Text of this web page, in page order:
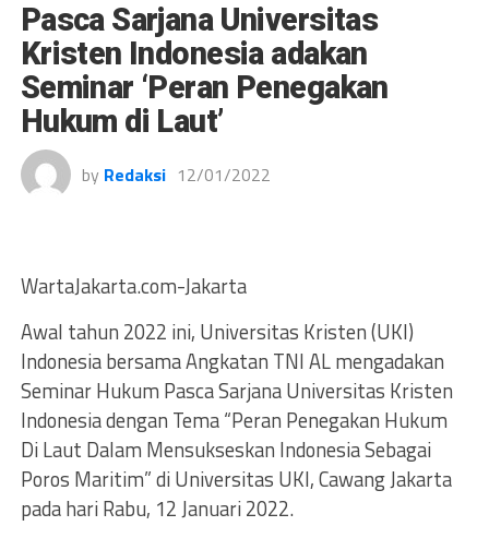
Pasca Sarjana Universitas
Kristen Indonesia adakan
Seminar ‘Peran Penegakan
Hukum di Laut’
by Redaksi 12/01/2022
WartaJakarta.com-Jakarta
Awal tahun 2022 ini, Universitas Kristen (UKI)
Indonesia bersama Angkatan TNI AL mengadakan
Seminar Hukum Pasca Sarjana Universitas Kristen
Indonesia dengan Tema “Peran Penegakan Hukum
Di Laut Dalam Mensukseskan Indonesia Sebagai
Poros Maritim” di Universitas UKI, Cawang Jakarta
pada hari Rabu, 12 Januari 2022.